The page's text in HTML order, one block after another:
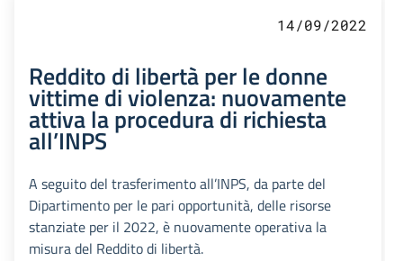
14/09/2022
Reddito di libertà per le donne
vittime di violenza: nuovamente
attiva la procedura di richiesta
all’INPS
A seguito del trasferimento all’INPS, da parte del
Dipartimento per le pari opportunità, delle risorse
stanziate per il 2022, è nuovamente operativa la
misura del Reddito di libertà.